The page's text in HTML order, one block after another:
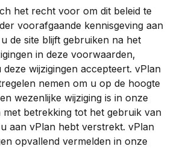
het recht voor om dit beleid te
voorafgaande kennisgeving aan
de site blijft gebruiken na het
in deze voorwaarden,
deze wijzigingen accepteert. vPlan
nemen om u op de hoogte
wezenlijke wijziging is in onze
betrekking tot het gebruik van
aan vPlan hebt verstrekt. vPlan
opvallend vermelden in onze